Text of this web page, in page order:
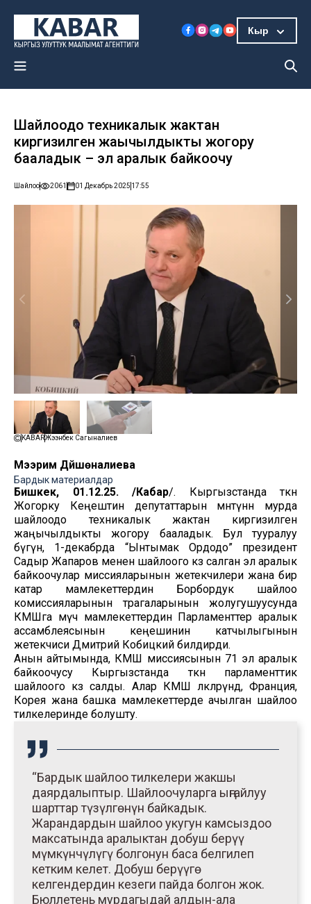
Кыр
Шайлоодо техникалык жактан
киргизилген жаңычылдыкты жогору
бааладык – эл аралык байкоочу
Шайлоо 2061 01 Декабрь 2025 17:55
KABARЖээнбек Сагыналиев
Мээрим Дүйшөналиева
Бардык материалдар
Бишкек, 01.12.25. /Кабар/. Кыргызстанда өткөн
Жогорку Кеңештин депутаттарын мөөнөтүнөн мурда
шайлоодо техникалык жактан киргизилген
жаңычылдыкты жогору бааладык. Бул тууралуу
бүгүн, 1-декабрда “Ынтымак Ордодо” президент
Садыр Жапаров менен шайлоого көз салган эл аралык
байкоочулар миссияларынын жетекчилери жана бир
катар мамлекеттердин Борбордук шайлоо
комиссияларынын төрагаларынын жолугушуусунда
КМШга мүчө мамлекеттердин Парламенттер аралык
ассамблеясынын кеңешинин катчылыгынын
жетекчиси Дмитрий Кобицкий билдирди.
Анын айтымында, КМШ миссиясынын 71 эл аралык
байкоочусу Кыргызстанда өткөн парламенттик
шайлоого көз салды. Алар КМШ өлкөлөрүндө, Франция,
Корея жана башка мамлекеттерде ачылган шайлоо
тилкелеринде болушту.
“Бардык шайлоо тилкелери жакшы
даярдалыптыр. Шайлоочуларга ыңгайлуу
шарттар түзүлгөнүн байкадык.
Жарандардын шайлоо укугун камсыздоо
максатында аралыктан добуш берүү
мүмкүнчүлүгү болгонун баса белгилеп
кетким келет. Добуш берүүгө
келгендердин кезеги пайда болгон жок.
Бюллетень мурдагыдай алдын-ала